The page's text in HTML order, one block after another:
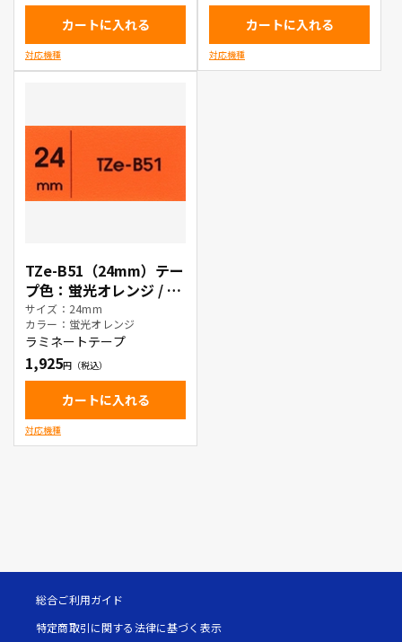
カートに入れる
対応機種
カートに入れる
対応機種
TZe-B51（24mm）テー
プ色：蛍光オレンジ / 黒
文字
サイズ：24mm
カラー：蛍光オレンジ
ラミネートテープ
1,925
カートに入れる
対応機種
総合ご利用ガイド
特定商取引に関する法律に基づく表示